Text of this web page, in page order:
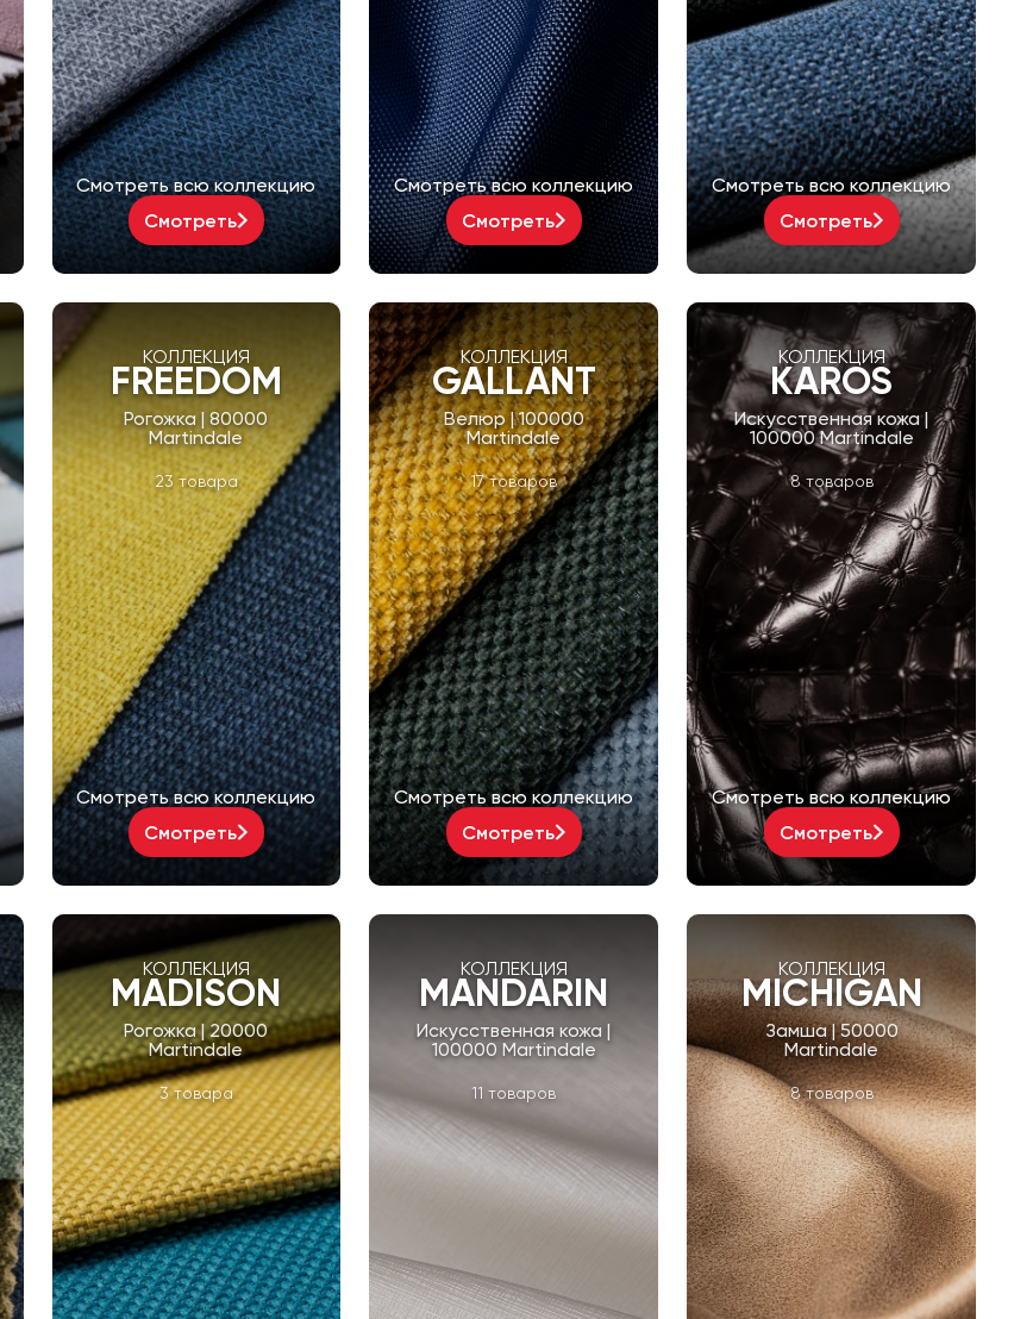
Смотреть всю коллекцию
Смотреть
Смотреть всю коллекцию
Смотреть
Смотреть всю коллекцию
Смотреть
КОЛЛЕКЦИЯ
FREEDOM
Рогожка | 80000
Martindale
23 товара
Смотреть всю коллекцию
Смотреть
КОЛЛЕКЦИЯ
GALLANT
Велюр | 100000
Martindale
17 товаров
Смотреть всю коллекцию
Смотреть
КОЛЛЕКЦИЯ
KAROS
Искусственная кожа |
100000 Martindale
8 товаров
Смотреть всю коллекцию
Смотреть
КОЛЛЕКЦИЯ
MADISON
Рогожка | 20000
Martindale
3 товара
КОЛЛЕКЦИЯ
MANDARIN
Искусственная кожа |
100000 Martindale
11 товаров
КОЛЛЕКЦИЯ
MICHIGAN
Замша | 50000
Martindale
8 товаров